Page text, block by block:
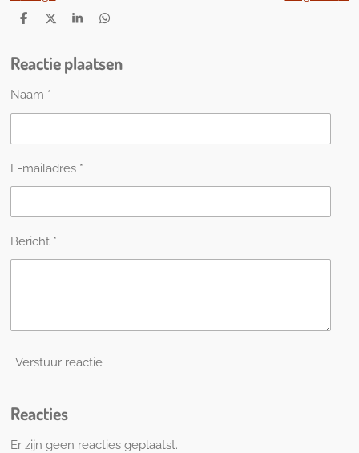
D
e
n
D
l
S
r
e
D
e
n
Reactie plaatsen
Naam *
E-mailadres *
Bericht *
Verstuur reactie
Reacties
Er zijn geen reacties geplaatst.